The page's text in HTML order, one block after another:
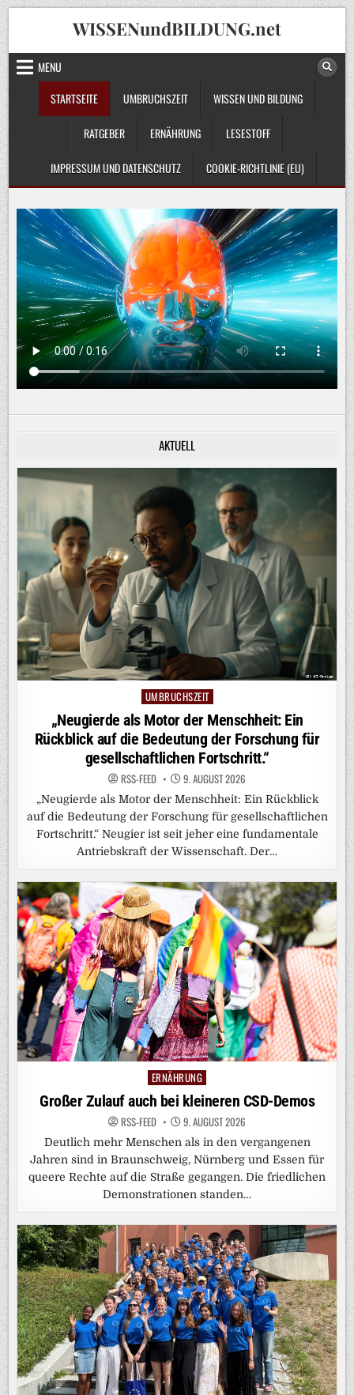
Skip
to
content
WISSENundBILDUNG.net
MENU
STARTSEITE
UMBRUCHSZEIT WISSEN UND BILDUNG
RATGEBER ERNÄHRUNG LESESTOFF
IMPRESSUM UND DATENSCHUTZ COOKIE-RICHTLINIE (EU)
AKTUELL
Posted
in
UMBRUCHSZEIT
„Neugierde als Motor der Menschheit: Ein
Rückblick auf die Bedeutung der Forschung für
gesellschaftlichen Fortschritt.“
RSS-FEED 9. AUGUST 2026
„Neugierde als Motor der Menschheit: Ein Rückblick
auf die Bedeutung der Forschung für gesellschaftlichen
Fortschritt.“ Neugier ist seit jeher eine fundamentale
Antriebskraft der Wissenschaft. Der…
Posted
in
ERNÄHRUNG
Großer Zulauf auch bei kleineren CSD-Demos
RSS-FEED 9. AUGUST 2026
Deutlich mehr Menschen als in den vergangenen
Jahren sind in Braunschweig, Nürnberg und Essen für
queere Rechte auf die Straße gegangen. Die friedlichen
Demonstrationen standen…